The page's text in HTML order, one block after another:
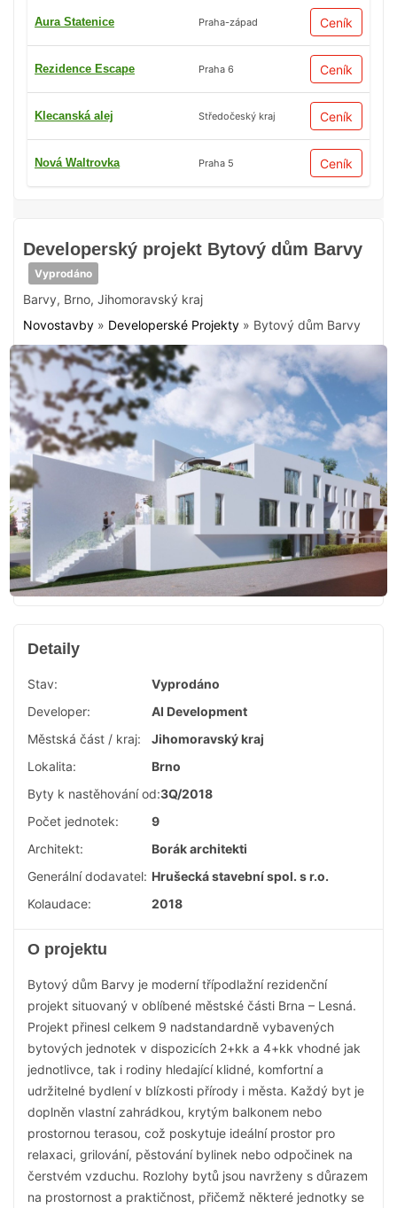
Developerský projekt Bytový dům Barvy
Vyprodáno
Barvy, Brno, Jihomoravský kraj
Novostavby » Developerské Projekty » Bytový dům Barvy
Aura Statenice Praha-západ Ceník
Rezidence Escape Praha 6 Ceník
Klecanská alej Středočeský kraj Ceník
Nová Waltrovka Praha 5 Ceník
Detaily
Stav:
Vyprodáno
Developer:
AI Development
Městská část / kraj:
Jihomoravský kraj
Lokalita:
Brno
Byty k nastěhování od:3Q/2018
Počet jednotek:
9
Architekt:
Borák architekti
Generální dodavatel: Hrušecká stavební spol. s r.o.
Kolaudace:
2018
O projektu
Bytový dům Barvy je moderní třípodlažní rezidenční
projekt situovaný v oblíbené městské části Brna – Lesná.
Projekt přinesl celkem 9 nadstandardně vybavených
bytových jednotek v dispozicích 2+kk a 4+kk vhodné jak
jednotlivce, tak i rodiny hledající klidné, komfortní a
udržitelné bydlení v blízkosti přírody i města. Každý byt je
doplněn vlastní zahrádkou, krytým balkonem nebo
prostornou terasou, což poskytuje ideální prostor pro
relaxaci, grilování, pěstování bylinek nebo odpočinek na
čerstvém vzduchu. Rozlohy bytů jsou navrženy s důrazem
na prostornost a praktičnost, přičemž některé jednotky se